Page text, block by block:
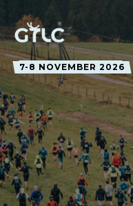
7-8 NOVEMBER 2026